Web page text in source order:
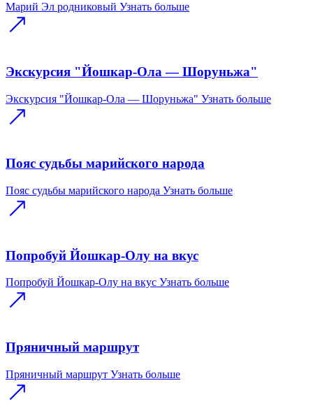
Марий Эл родниковый Узнать больше
Экскурсия "Йошкар-Ола — Шоруньжа"
Экскурсия "Йошкар-Ола — Шоруньжа" Узнать больше
Пояс судьбы марийского народа
Пояс судьбы марийского народа Узнать больше
Попробуй Йошкар-Олу на вкус
Попробуй Йошкар-Олу на вкус Узнать больше
Пряничный маршрут
Пряничный маршрут Узнать больше